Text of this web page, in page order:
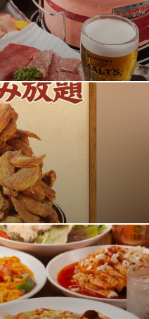
プ） 大塚店
にお楽しみいただける食べ
厚ホルモンなどに加えて、
ただける人気コースです！
らない、、、！
塚酒場